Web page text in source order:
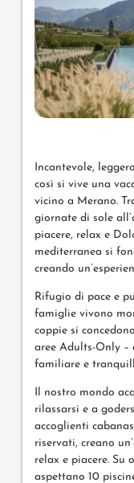
Incantevole,
così si vive una
vicino a Merano.
giornate di sole
piacere, relax e
mediterranea si
creando
Rifugio di pace e
famiglie vivono
coppie si
aree Adults-Only
familiare e
Il nostro mondo
rilassarsi e a
accoglienti
riservati, creano
relax e piacere. Su
aspettano 10